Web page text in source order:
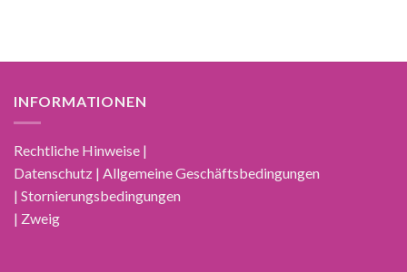
INFORMATIONEN
Rechtliche Hinweise |
Datenschutz | Allgemeine Geschäftsbedingungen
| Stornierungsbedingungen
| Zweig